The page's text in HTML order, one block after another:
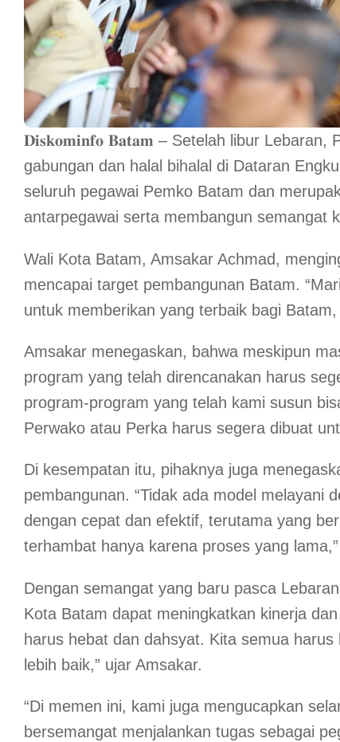
𝐃𝐢𝐬𝐤𝐨𝐦𝐢𝐧𝐟𝐨 𝐁𝐚𝐭𝐚𝐦 – Setelah libur
gabungan dan halal bihalal di Dataran
seluruh pegawai Pemko Batam dan
antarpegawai serta membangun semangat
Wali Kota Batam, Amsakar Achmad,
mencapai target pembangunan Batam.
untuk memberikan yang terbaik bagi
Amsakar menegaskan, bahwa meskipun
program yang telah direncanakan harus
program-program yang telah kami susun
Perwako atau Perka harus segera dibuat
Di kesempatan itu, pihaknya juga
pembangunan. “Tidak ada model melayani
dengan cepat dan efektif, terutama yang
terhambat hanya karena proses yang
Dengan semangat yang baru pasca
Kota Batam dapat meningkatkan kinerja
harus hebat dan dahsyat. Kita semua
lebih baik,” ujar Amsakar.
“Di memen ini, kami juga mengucapkan
bersemangat menjalankan tugas sebagai